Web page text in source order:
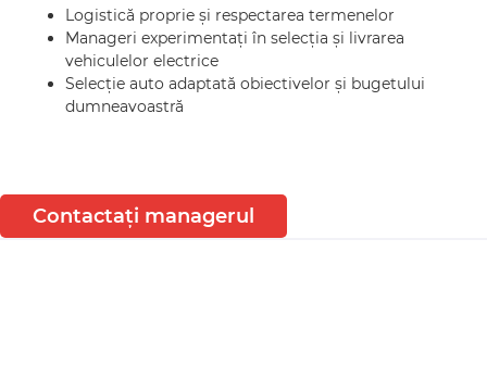
Logistică proprie și respectarea termenelor
Manageri experimentați în selecția și livrarea
vehiculelor electrice
Selecție auto adaptată obiectivelor și bugetului
dumneavoastră
Contactați managerul